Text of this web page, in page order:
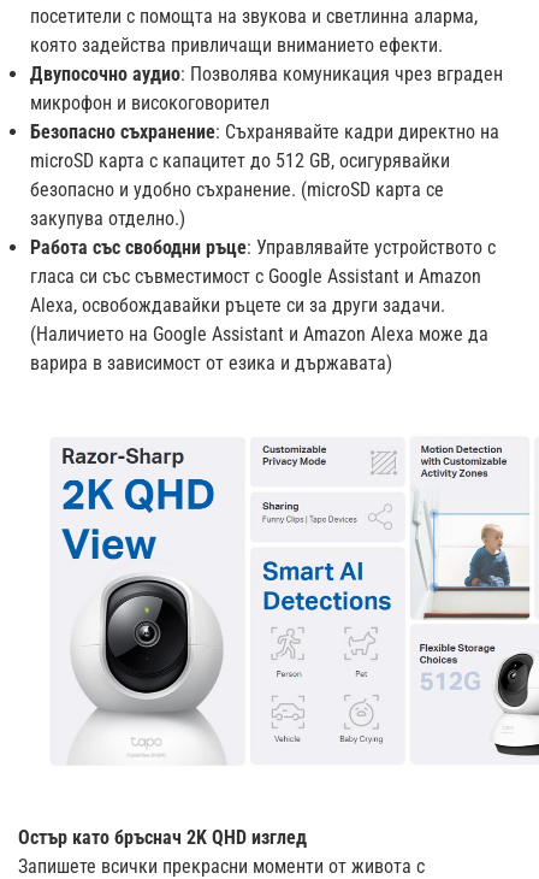
посетители с помощта на звукова и светлинна аларма,
която задейства привличащи вниманието ефекти.
Двупосочно аудио: Позволява комуникация чрез вграден
микрофон и високоговорител
Безопасно съхранение: Съхранявайте кадри директно на
microSD карта с капацитет до 512 GB, осигурявайки
безопасно и удобно съхранение. (microSD карта се
закупува отделно.)
Работа със свободни ръце: Управлявайте устройството с
гласа си със съвместимост с Google Assistant и Amazon
Alexa, освобождавайки ръцете си за други задачи.
(Наличието на Google Assistant и Amazon Alexa може да
варира в зависимост от езика и държавата)
Остър като бръснач 2K QHD изглед
Запишете всички прекрасни моменти от живота с